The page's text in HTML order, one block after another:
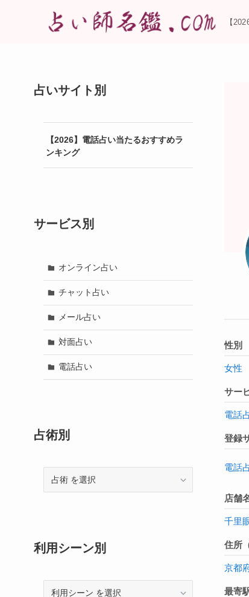
【
性別
女性
サー
電話
登録
電話
店舗
千里
住所
京都
最寄
占いサイト別
【2026】電話占い当たるおすすめラ
ンキング
サービス別
オンライン占い
チャット占い
メール占い
対面占い
電話占い
占術別
術
利用シーン別